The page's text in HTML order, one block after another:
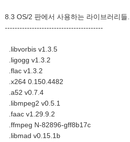
8.3 OS/2 판에서 사용하는 라이브러리들...
----------------------------------------
.libvorbis v1.3.5
.ligogg v1.3.2
.flac v1.3.2
.x264 0.150.4482
.a52 v0.7.4
.libmpeg2 v0.5.1
.faac v1.29.9.2
.ffmpeg N-82896-gff8b17c
.libmad v0.15.1b